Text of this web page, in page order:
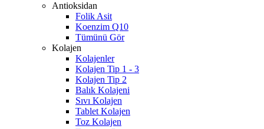
Antioksidan
Folik Asit
Koenzim Q10
Tümünü Gör
Kolajen
Kolajenler
Kolajen Tip 1 - 3
Kolajen Tip 2
Balık Kolajeni
Sıvı Kolajen
Tablet Kolajen
Toz Kolajen